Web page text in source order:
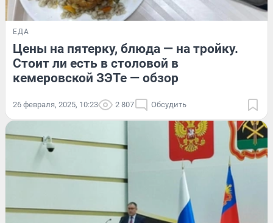
ЕДА
Цены на пятерку, блюда — на тройку.
Стоит ли есть в столовой в
кемеровской ЗЭТе — обзор
26 февраля, 2025, 10:23 2 807 Обсудить